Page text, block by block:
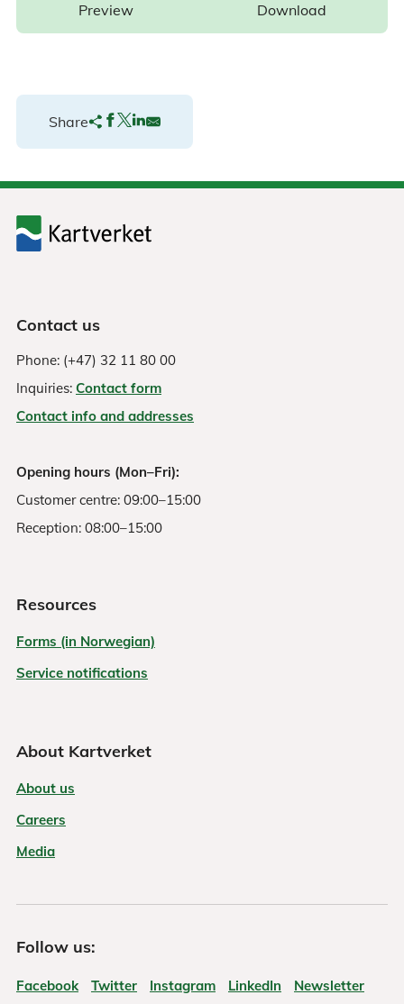
Preview Download
Share
Contact us
Phone: (+47) 32 11 80 00
Inquiries: Contact form
Contact info and addresses
Opening hours (Mon–Fri):
Customer centre: 09:00–15:00
Reception: 08:00–15:00
Resources
Forms (in Norwegian)
Service notifications
About Kartverket
About us
Careers
Media
Follow us:
Facebook Twitter Instagram LinkedIn Newsletter